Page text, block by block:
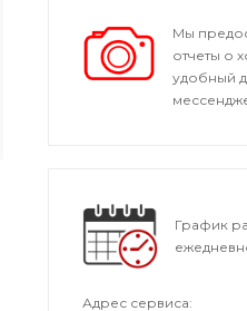
Мы
отчеты о
удобный
График
Адрес сервиса: